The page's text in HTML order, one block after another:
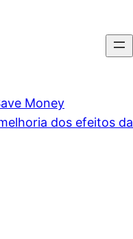
Money
dos efeitos da